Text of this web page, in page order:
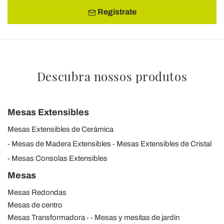
Regístrate
Descubra nossos produtos
Mesas Extensibles
Mesas Extensibles de Cerámica
Mesas de Madera Extensibles
Mesas Extensibles de Cristal
Mesas Consolas Extensibles
Mesas
Mesas Redondas
Mesas de centro
Mesas Transformadora
Mesas y mesitas de jardín